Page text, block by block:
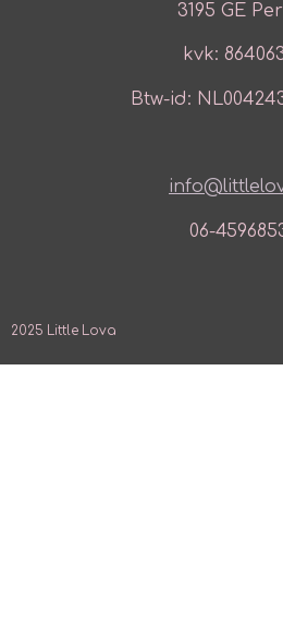
3195 GE
kvk:
Btw-id:
06-
2025 Little Lova